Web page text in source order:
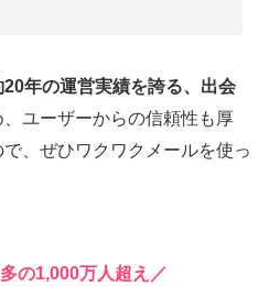
20年の運営実績を誇る、出会
、ユーザーからの信頼性も厚
、ぜひワクワクメールを使っ
の1,000万人超え／